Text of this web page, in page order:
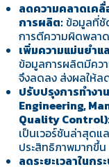
ลดความคลาดเค
การผลิต:ข้อมูลที่ชั
การตีความผิดพลา
เพิ่มความแม่นยำแ
ข้อมูลการผลิตมีคว
จึงลดลง ส่งผลให้ล
ปรับปรุงการทำงา
Engineering,
Quality Control
เป็นเวอร์ชันล่าสุดแ
ประสิทธิภาพมากขึ้น
ลดระยะเวลาใน